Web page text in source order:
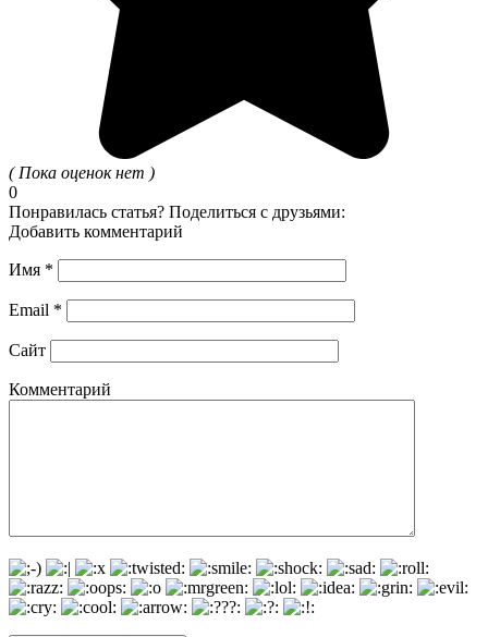
( Пока оценок нет )
0
Понравилась статья? Поделиться с друзьями:
Добавить комментарий
Имя *
Email *
Сайт
Комментарий